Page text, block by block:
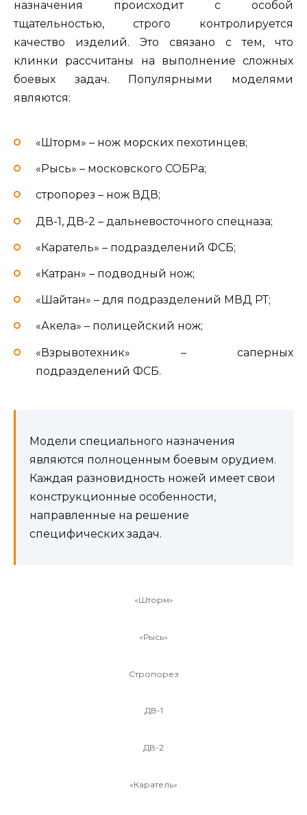
назначения происходит с особой
тщательностью, строго контролируется
качество изделий. Это связано с тем, что
клинки рассчитаны на выполнение сложных
боевых задач. Популярными моделями
являются:
«Шторм» – нож морских пехотинцев;
«Рысь» – московского СОБРа;
стропорез – нож ВДВ;
ДВ-1, ДВ-2 – дальневосточного спецназа;
«Каратель» – подразделений ФСБ;
«Катран» – подводный нож;
«Шайтан» – для подразделений МВД РТ;
«Акела» – полицейский нож;
«Взрывотехник» – саперных
подразделений ФСБ.
Модели специального назначения
являются полноценным боевым орудием.
Каждая разновидность ножей имеет свои
конструкционные особенности,
направленные на решение
специфических задач.
«Шторм»
«Рысь»
Стропорез
ДВ-1
ДВ-2
«Каратель»